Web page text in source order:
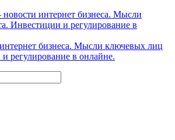
бизнеса. Мысли ключевых лиц
регулирование в онлайне.